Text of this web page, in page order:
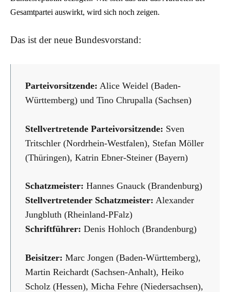
Gesamtpartei auswirkt, wird sich noch zeigen.
Das ist der neue Bundesvorstand:
Parteivorsitzende: Alice Weidel (Baden-
Württemberg) und Tino Chrupalla (Sachsen)
Stellvertretende Parteivorsitzende: Sven
Tritschler (Nordrhein-Westfalen), Stefan Möller
(Thüringen), Katrin Ebner-Steiner (Bayern)
Schatzmeister: Hannes Gnauck (Brandenburg)
Stellvertretender Schatzmeister: Alexander
Jungbluth (Rheinland-PFalz)
Schriftführer: Denis Hohloch (Brandenburg)
Beisitzer: Marc Jongen (Baden-Württemberg),
Martin Reichardt (Sachsen-Anhalt), Heiko
Scholz (Hessen), Micha Fehre (Niedersachsen),